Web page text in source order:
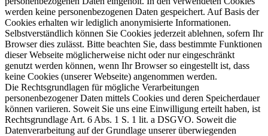
werden keine personenbezogenen Daten gespeichert. Auf Basis der
Cookies erhalten wir lediglich anonymisierte Informationen.
Selbstverständlich können Sie Cookies jederzeit ablehnen, sofern Ihr
Browser dies zulässt. Bitte beachten Sie, dass bestimmte Funktionen
dieser Webseite möglicherweise nicht oder nur eingeschränkt
genutzt werden können, wenn Ihr Browser so eingestellt ist, dass
keine Cookies (unserer Webseite) angenommen werden.
Die Rechtsgrundlagen für mögliche Verarbeitungen
personenbezogener Daten mittels Cookies und deren Speicherdauer
können variieren. Soweit Sie uns eine Einwilligung erteilt haben, ist
Rechtsgrundlage Art. 6 Abs. 1 S. 1 lit. a DSGVO. Soweit die
Datenverarbeitung auf der Grundlage unserer überwiegenden